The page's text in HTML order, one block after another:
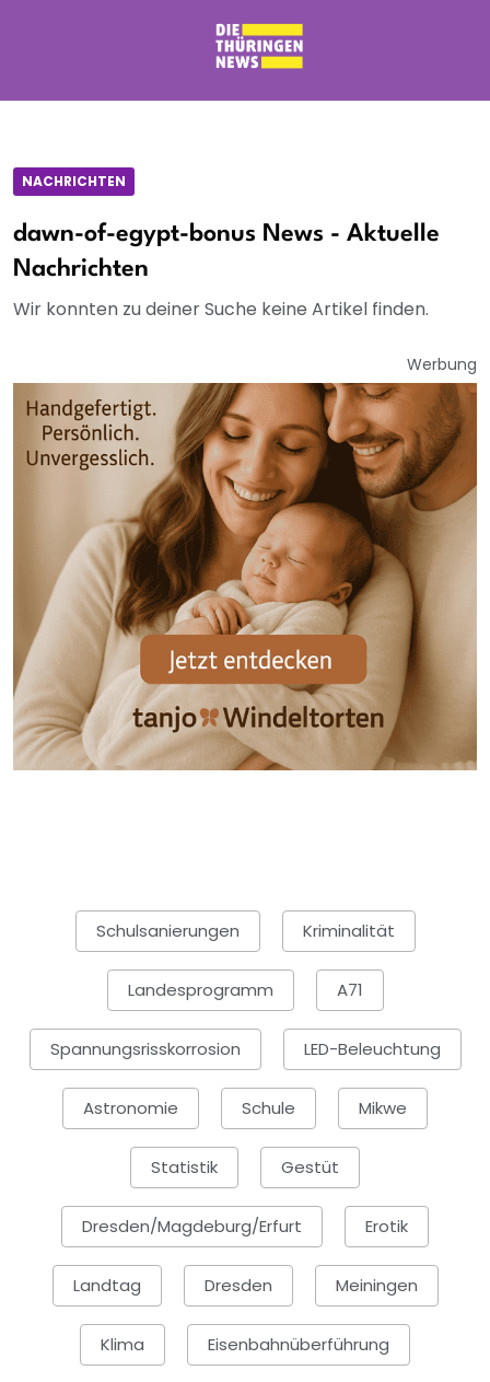
NACHRICHTEN
dawn-of-egypt-bonus News - Aktuelle
Nachrichten
Wir konnten zu deiner Suche keine Artikel finden.
Werbung
Schulsanierungen Kriminalität
Landesprogramm A71
Spannungsrisskorrosion LED-Beleuchtung
Astronomie Schule Mikwe
Statistik Gestüt
Dresden/Magdeburg/Erfurt Erotik
Landtag Dresden Meiningen
Klima Eisenbahnüberführung